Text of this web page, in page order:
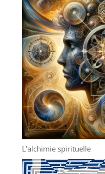
L’alchimie spirituelle